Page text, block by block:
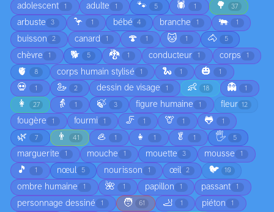
adolescent 1 adulte 1 🐾 5 🕷️ 1 🌳 37
arbuste 3 🦩 1 bébé 4 branche 1 🐃 1
buisson 2 canard 1 🍄 1 🐱 1 🐴 5
chèvre 1 🐕 5 🐉 1 conducteur 1 corps 1
🫀 8 corps humain stylisé 1 🐍 1 🎃 1
💀 1 🦢 2 dessin de visage 1 👶 18 👻 1
👩 27 👵 1 🍃 3 figure humaine 1 fleur 12
fougère 1 fourmi 1 🦵 1 🦒 1 🐸 1
🌿 7 👨 41 🦪 1 👧 1 🥬 1 🖐️ 5
marguerite 1 mouche 1 mouette 3 mousse 1
🎵 1 nœul 5 nourisson 1 œil 2 🐦 10
ombre humaine 1 🌺 1 papillon 1 passant 1
personnage dessiné 1 🧑 61 🦶 1 piéton 1